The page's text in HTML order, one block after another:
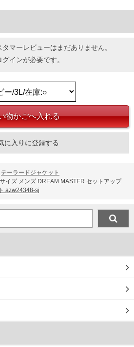
マーレビューはまだありません。
グインが必要です。
に入りに登録する
テーラードジャケット
イズ メンズ DREAM MASTER セットアップ
azw24348-sj